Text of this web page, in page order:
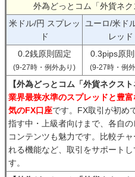
外為どっとコム「外貨ネ
米ドル/円 スプレッ
ド
ユーロ/米ド
レッド
0.2銭原則固定
(9-27時・例外あり)
0.3pips原
(9-27時・例
【外為どっとコム「外貨ネクス
業界最狭水準のスプレッドと豊
気のFX口座です。FX取引が初め
指す中・上級者向けまで、各自
コンテンツも魅力です。比較チ
れる機能など、取引をサポート
す。